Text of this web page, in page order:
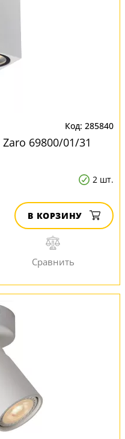
285840
Zaro 69800/01/31
2 шт.
В КОРЗИНУ